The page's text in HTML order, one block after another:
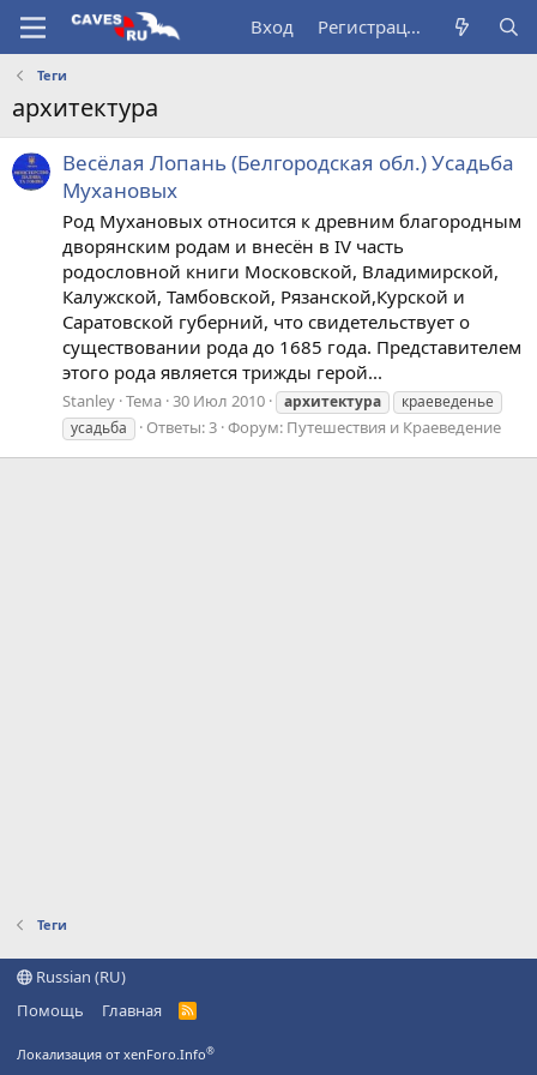
Вход Регистрация
Теги
архитектура
Весёлая Лопань (Белгородская обл.) Усадьба
Мухановых
Род Мухановых относится к древним благородным
дворянским родам и внесён в IV часть
родословной книги Московской, Владимирской,
Калужской, Тамбовской, Рязанской,Курской и
Саратовской губерний, что свидетельствует о
существовании рода до 1685 года. Представителем
этого рода является трижды герой...
Stanley Тема 30 Июл 2010 архитектура
краеведенье
усадьба
Ответы: 3 Форум: Путешествия и Краеведение
Теги
Russian (RU)
Помощь
Главная
R
Локализация от xenForo.Info®